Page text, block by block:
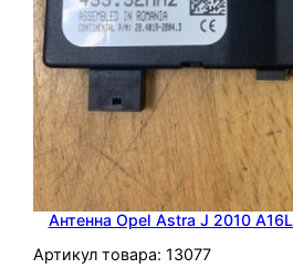
Антенна Opel Astra J 2010
Артикул товара: 13077